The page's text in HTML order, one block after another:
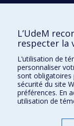
L’UdeM
respecter la
L’utilisation de
personnaliser
sont
sécurité du site
préférences. En
utilisation de